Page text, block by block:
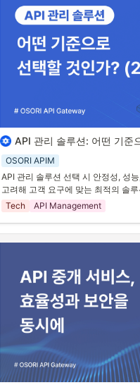
대부분의 API는 사용 전에 API 키를
체의 웹사이트에서 회원가입을 하고,
3. API 문서 읽기
API 문서는 API의 사용 방법과 요청
방식, 필요한 파라미터, 응답 형식 등
앞선 글에 이어 API 관리 솔루션을 선
조금 다르게 표현 해봤습니다.
1. 안정성 · 신뢰성
신뢰성이 높다는 것은 API 요청자(사
있는 상태를 의미합니다. 이를 위해
로 운영되어야 합니다. 어떤 API
기반의 프로그램은 그 특성상
점과, JDK에 대한 의존성이 커서
있습니다. 글로벌 서비스를 하고 있
가장 높게 평가하셨습니다.
2. 성능 · 속도
API 관리 솔루션은 한 두개의 API가
사용자에게 제공합니다. API 사용자
된 결과를 제공받을 수 있어야 합니
API의 응답속도(지연시간)를 낮추
어야 합니다. 실제 BMT를 할 때 스트
API 관리 솔루션: 어떤 기준
OSORI APIM
API 관리 솔루션 선택 시 안정성, 성
고려해 고객 요구에 맞는 최적의 솔
Tech
API Management